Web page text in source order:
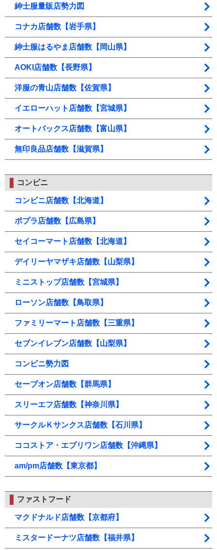
紳士服量販店勢力図
コナカ店舗数【岩手県】
紳士服はるやま店舗数【岡山県】
AOKI店舗数【長野県】
洋服の青山店舗数【佐賀県】
イエローハット店舗数【宮城県】
オートバックス店舗数【富山県】
無印良品店舗数【滋賀県】
コンビニ
コンビニ店舗数【北海道】
ポプラ店舗数【広島県】
セイコーマート店舗数【北海道】
デイリーヤマザキ店舗数【山梨県】
ミニストップ店舗数【宮城県】
ローソン店舗数【鳥取県】
ファミリーマート店舗数【三重県】
セブンイレブン店舗数【山梨県】
コンビニ勢力図
セーブオン店舗数【群馬県】
スリーエフ店舗数【神奈川県】
サークルＫサンクス店舗数【石川県】
ココストア・エブリワン店舗数【沖縄県】
am/pm店舗数【東京都】
ファストフード
マクドナルド店舗数【京都府】
ミスタードーナツ店舗数【福井県】